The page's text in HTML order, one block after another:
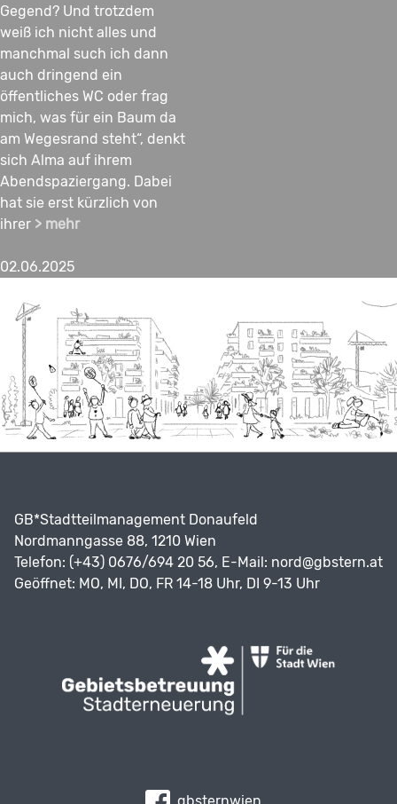
Gegend? Und trotzdem
weiß ich nicht alles und
manchmal such ich dann
auch dringend ein
öffentliches WC oder frag
mich, was für ein Baum da
am Wegesrand steht“, denkt
sich Alma auf ihrem
Abendspaziergang. Dabei
hat sie erst kürzlich von
ihrer > mehr
02.06.2025
GB*Stadtteilmanagement Donaufeld
Nordmanngasse 88, 1210 Wien
Telefon: (+43) 0676/694 20 56, E-Mail: nord@gbstern.at
Geöffnet: MO, MI, DO, FR 14-18 Uhr, DI 9-13 Uhr